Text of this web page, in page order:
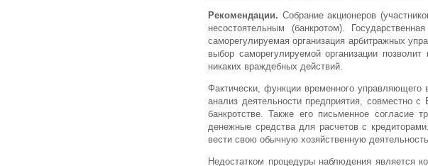
Рекомендации. Собрание акционеров
несостоятельным (банкротом).
саморегулируемая организация арбитражных
выбор саморегулируемой организации
никаких враждебных действий.
Фактически, функции временного
анализ деятельности предприятия, совместно
банкротстве. Также его письменное согласие
денежные средства для расчетов с
вести свою обычную хозяйственную
Недостатком процедуры наблюдения является